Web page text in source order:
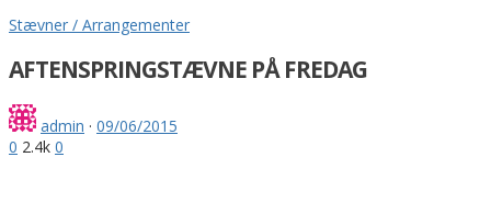
Stævner / Arrangementer
AFTENSPRINGSTÆVNE PÅ FREDAG
admin · 09/06/2015
0 2.4k 0